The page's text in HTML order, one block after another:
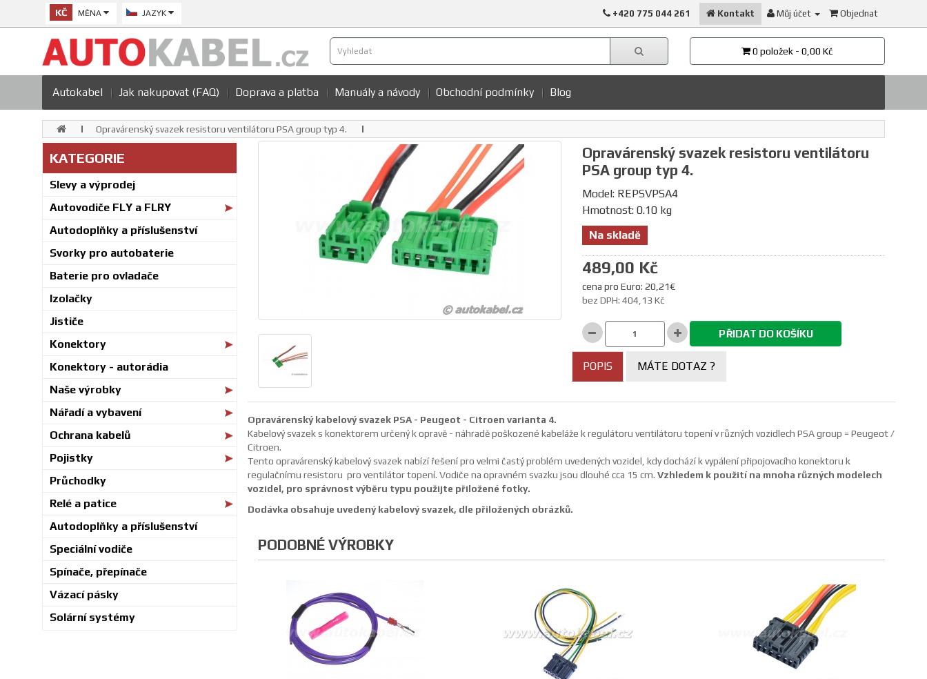
KČ MĚNA JAZYK +420 775 044 261 Kontakt Můj účet Objednat
0 položek - 0,00 Kč
Autokabel Jak nakupovat (FAQ) Doprava a platba Manuály a návody Obchodní podmínky Blog
Opravárenský svazek resistoru ventilátoru PSA group typ 4.
KATEGORIE
Slevy a výprodej
Autovodiče FLY a FLRY
Autodoplňky a příslušenství
Svorky pro autobaterie
Baterie pro ovladače
Izolačky
Jističe
Konektory
Konektory - autorádia
Naše výrobky
Nářadí a vybavení
Ochrana kabelů
Pojistky
Průchodky
Relé a patice
Autodoplňky a příslušenství
Speciální vodiče
Spínače, přepínače
Vázací pásky
Solární systémy
Opravárenský svazek resistoru ventilátoru
PSA group typ 4.
Model: REPSVPSA4
Hmotnost: 0.10 kg
Na skladě
489,00 Kč
cena pro Euro: 20,21€
bez DPH: 404,13 Kč
PŘIDAT DO KOŠÍKU
POPIS MÁTE DOTAZ ?
Opravárenský kabelový svazek PSA - Peugeot - Citroen varianta 4.
Kabelový svazek s konektorem určený k opravě - náhradě poškozené kabeláže k regulátoru ventilátoru topení v různých vozidlech PSA group = Peugeot /
Citroen.
Tento opravárenský kabelový svazek nabízí řešení pro velmi častý problém uvedených vozidel, kdy dochází k vypálení připojovacího konektoru k
regulačnímu resistoru pro ventilátor topení. Vodiče na opravném svazku jsou dlouhé cca 15 cm. Vzhledem k použití na mnoha různých modelech
vozidel, pro správnost výběru typu použijte přiložené fotky.
Dodávka obsahuje uvedený kabelový svazek, dle přiložených obrázků.
PODOBNÉ VÝROBKY